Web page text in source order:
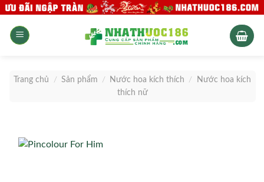
Skip
content
Trang chủ / Sản phẩm / Nước hoa kích thích /
Nước hoa kích
thích nữ